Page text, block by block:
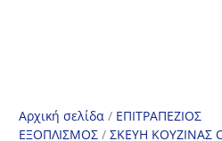
Αρχική σελίδα / ΕΠΙΤΡΑΠΕΖΙΟΣ
ΕΞΟΠΛΙΣΜΟΣ /ΣΚΕΥΗ ΚΟΥΖΙΝΑΣ